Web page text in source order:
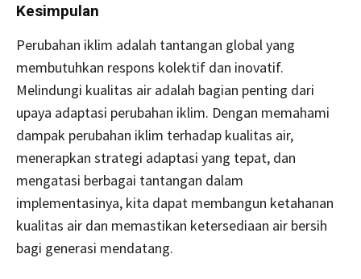
Kesimpulan
Perubahan iklim adalah tantangan global yang
membutuhkan respons kolektif dan inovatif.
Melindungi kualitas air adalah bagian penting dari
upaya adaptasi perubahan iklim. Dengan memahami
dampak perubahan iklim terhadap kualitas air,
menerapkan strategi adaptasi yang tepat, dan
mengatasi berbagai tantangan dalam
implementasinya, kita dapat membangun ketahanan
kualitas air dan memastikan ketersediaan air bersih
bagi generasi mendatang.